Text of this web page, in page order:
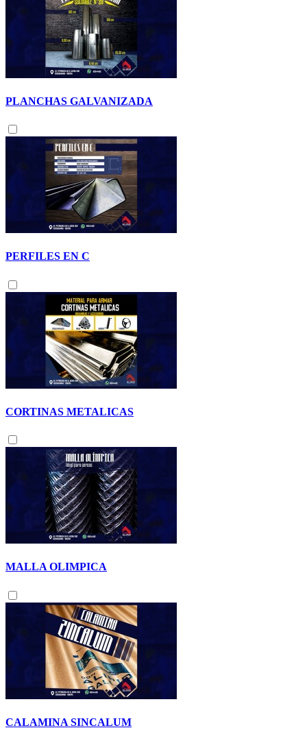
PLANCHAS GALVANIZADA
PERFILES EN C
CORTINAS METALICAS
MALLA OLIMPICA
CALAMINA SINCALUM